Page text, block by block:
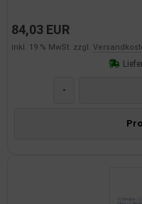
84,03 EUR
inkl. 19 % MwSt. zzgl.
-